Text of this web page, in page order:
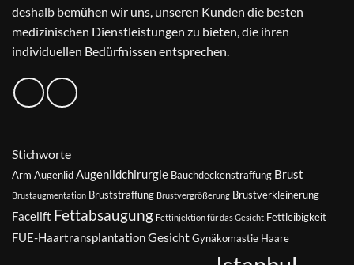
deshalb bemühen wir uns, unseren Kunden die besten
medizinischen Dienstleistungen zu bieten, die ihren
individuellen Bedürfnissen entsprechen.
Stichworte
Arm AugenlidAugenlidchirurgie Bauchdeckenstraffung Brust
Brustaugmentation Bruststraffung Brustvergrößerung Brustverkleinerung
Facelift Fettabsaugung Fettinjektion für das Gesicht Fettleibigkeit
FUE-HaartransplantationGesichtGynäkomastie Haare